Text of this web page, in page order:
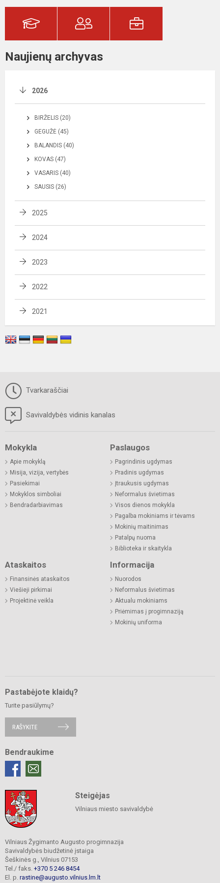
Naujienų archyvas
2026
BIRŽELIS (20)
GEGUŽĖ (45)
BALANDIS (40)
KOVAS (47)
VASARIS (40)
SAUSIS (26)
2025
2024
2023
2022
2021
Tvarkaraščiai
Savivaldybės vidinis kanalas
Mokykla
Apie mokyklą
Misija, vizija, vertybės
Pasiekimai
Mokyklos simboliai
Bendradarbiavimas
Paslaugos
Pagrindinis ugdymas
Pradinis ugdymas
Įtraukusis ugdymas
Neformalus švietimas
Visos dienos mokykla
Pagalba mokiniams ir tėvams
Mokinių maitinimas
Patalpų nuoma
Biblioteka ir skaitykla
Ataskaitos
Finansinės ataskaitos
Viešieji pirkimai
Projektinė veikla
Informacija
Nuorodos
Neformalus švietimas
Aktualu mokiniams
Priėmimas į progimnaziją
Mokinių uniforma
Pastabėjote klaidų?
Turite pasiūlymų?
RAŠYKITE
Bendraukime
Steigėjas
Vilniaus miesto savivaldybė
Vilniaus Žygimanto Augusto progimnazija
Savivaldybės biudžetinė įstaiga
Šeškinės g., Vilnius 07153
Tel./ faks. +370 5 246 8454
El. p. rastine@augusto.vilnius.lm.lt